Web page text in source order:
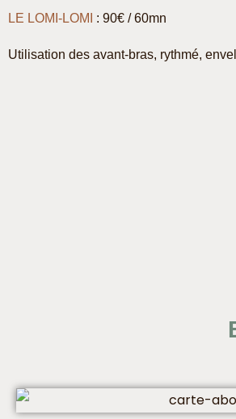
LE LOMI-LOMI : 90€ / 60mn
Utilisation des avant-bras, rythmé,